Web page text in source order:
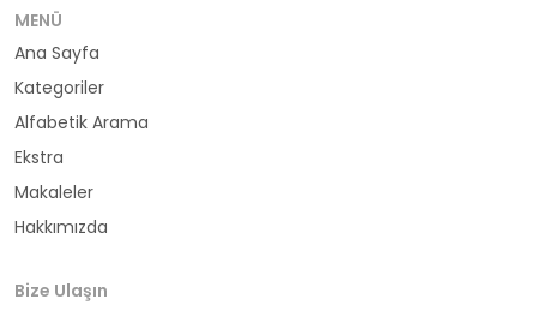
bürokrat
büyükelçi
cumhurbaşkanı
din adamı
doktor
MENÜ
Ana Sayfa
Kategoriler
Alfabetik Arama
Ekstra
Makaleler
Hakkımızda
Bize Ulaşın